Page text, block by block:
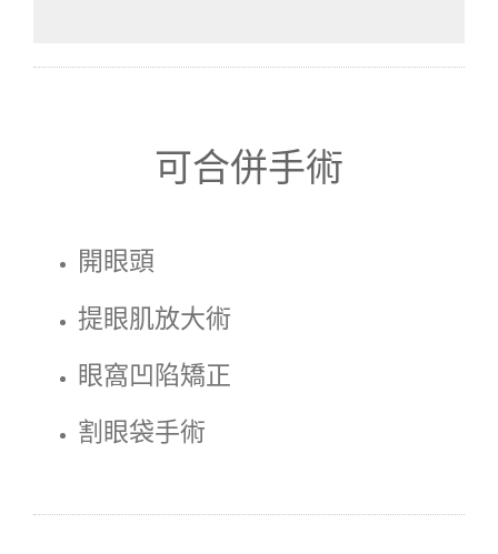
可合併手術
開眼頭
提眼肌放大術
眼窩凹陷矯正
割眼袋手術